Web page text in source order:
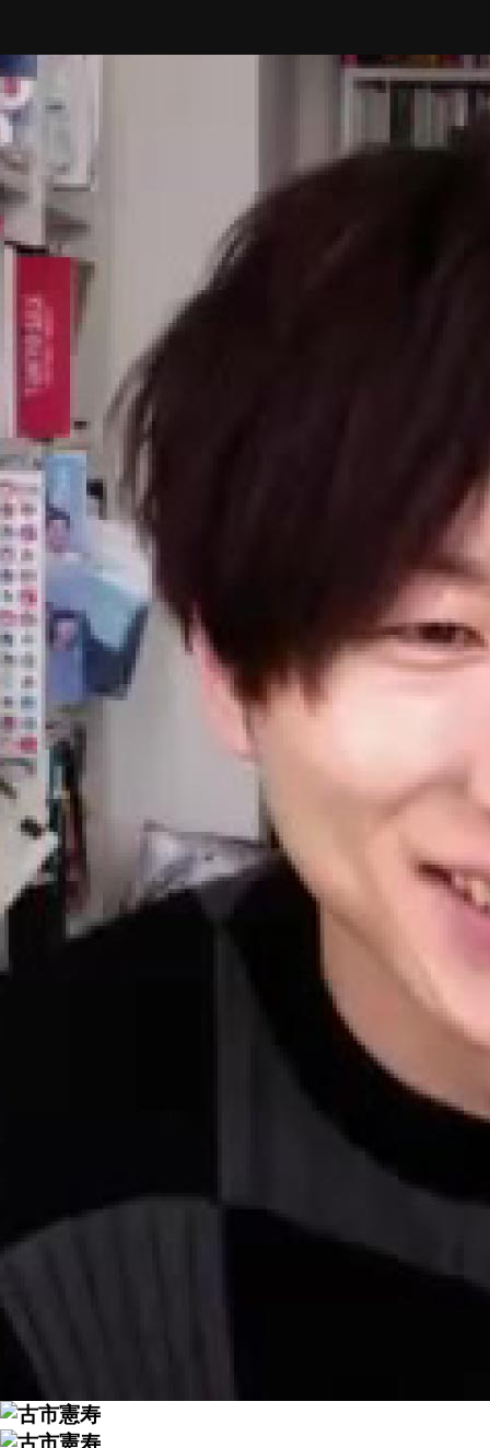
生き方さがしの道しるべ
作家・佐藤優×チームみらい党首・安野貴博
うつしだすこと
映画監督・三島有紀子
愛と平和の1時間
俳優・原田龍二
フィルモぐらし
映画監督・白石和彌
侠の仕事と人生と
俳優・本宮泰風
30秒マナー動画集
ヒコロヒー篇
バックナンバー / お問い合わせ